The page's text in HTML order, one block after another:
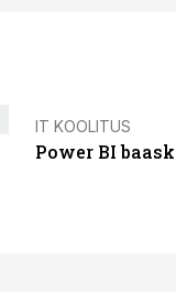
IT KOOLITUS
Power BI